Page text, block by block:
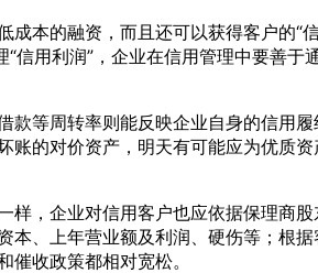
本的融资，而且还可以获得客户的“
用利润”，企业在信用管理中要善于
等周转率则能反映企业自身的信用
的对价资产，明天有可能应为优质
，企业对信用客户也应依据保理商
、上年营业额及利润、硬伤等；根
收政策都相对宽松。